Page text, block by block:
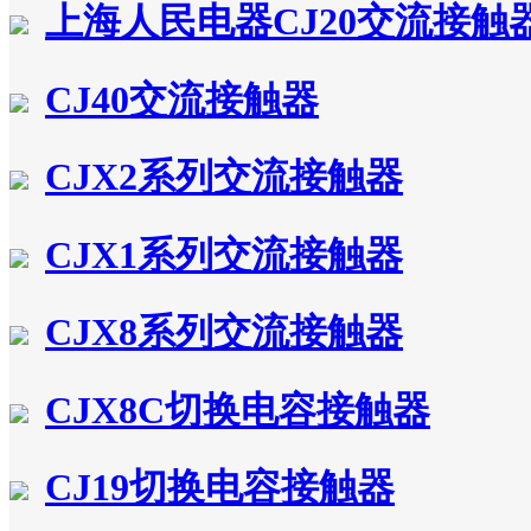
上海人民电器CJ20交流接触
CJ40交流接触器
CJX2系列交流接触器
CJX1系列交流接触器
CJX8系列交流接触器
CJX8C切换电容接触器
CJ19切换电容接触器